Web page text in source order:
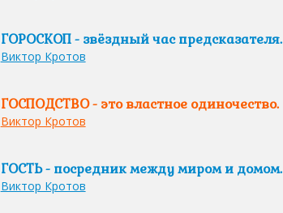
ГОРОСКОП - звёздный час предсказателя.
Виктор Кротов
ГОСПОДСТВО - это властное одиночество.
Виктор Кротов
ГОСТЬ - посредник между миром и домом.
Виктор Кротов